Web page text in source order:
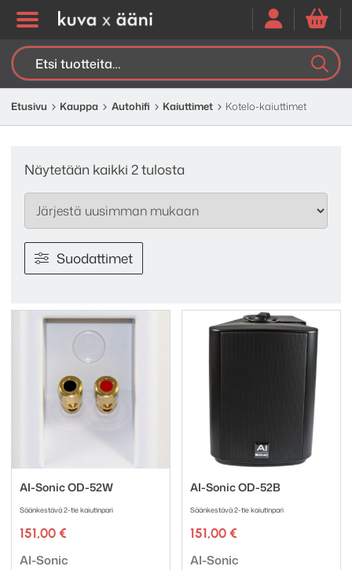
Etsi:
Etusivu Kauppa Autohifi Kaiuttimet Kotelo-kaiuttimet
Näytetään kaikki 2 tulosta
by
latest
Suodattimet
AI-Sonic OD-52W
Säänkestävä 2-tie kaiutinpari
151,00 €
Tuotemerkki:
AI-Sonic
AI-Sonic OD-52B
Säänkestävä 2-tie kaiutinpari
151,00 €
Tuotemerkki:
AI-Sonic